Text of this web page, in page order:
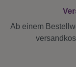
Ab einem